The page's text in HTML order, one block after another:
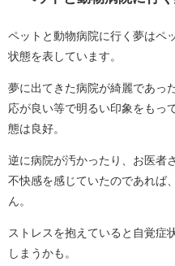
ペットと動物病院に行く夢はペ
状態を表しています。
夢に出てきた病院が綺麗であっ
応が良い等で明るい印象をもっ
態は良好。
逆に病院が汚かったり、お医者
不快感を感じていたのであれば
ん。
ストレスを抱えていると自覚症
しまうかも。